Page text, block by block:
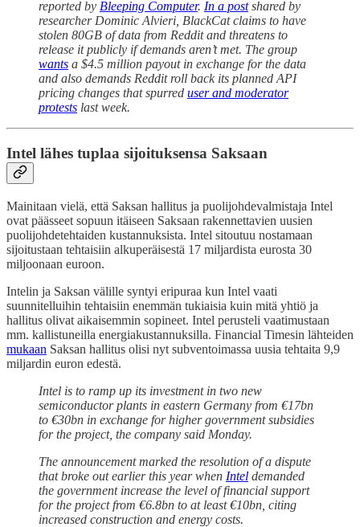
reported by Bleeping Computer. In a postshared by
researcher Dominic Alvieri, BlackCat claims to have
stolen 80GB of data from Reddit and threatens to
release it publicly if demands aren’t met. The group
wants a $4.5 million payout in exchange for the data
and also demands Reddit roll back its planned API
pricing changes that spurred user and moderator
protests last week.
Intel lähes tuplaa sijoituksensa Saksaan
Mainitaan vielä, että Saksan hallitus ja puolijohdevalmistaja Intel
ovat päässeet sopuun itäiseen Saksaan rakennettavien uusien
puolijohdetehtaiden kustannuksista. Intel sitoutuu nostamaan
sijoitustaan tehtaisiin alkuperäisestä 17 miljardista eurosta 30
miljoonaan euroon.
Intelin ja Saksan välille syntyi eripuraa kun Intel vaati
suunnitelluihin tehtaisiin enemmän tukiaisia kuin mitä yhtiö ja
hallitus olivat aikaisemmin sopineet. Intel perusteli vaatimustaan
mm. kallistuneilla energiakustannuksilla. Financial Timesin lähteiden
mukaan Saksan hallitus olisi nyt subventoimassa uusia tehtaita 9,9
miljardin euron edestä.
Intel is to ramp up its investment in two new
semiconductor plants in eastern Germany from €17bn
to €30bn in exchange for higher government subsidies
for the project, the company said Monday.
The announcement marked the resolution of a dispute
that broke out earlier this year when Intel demanded
the government increase the level of financial support
for the project from €6.8bn to at least €10bn, citing
increased construction and energy costs.